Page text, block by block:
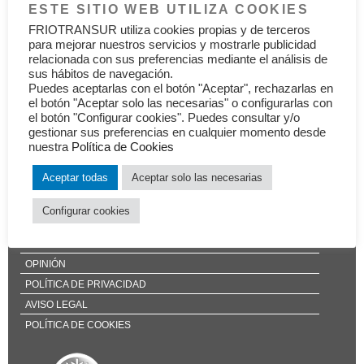
entrada
SAURA TRANS, S.L.
QUIÉNES SOMOS
QUÉ HACEMOS
DÓNDE ESTAMOS
NUESTROS CLIENTES
OPINIÓN
POLÍTICA DE PRIVACIDAD
AVISO LEGAL
POLÍTICA DE COOKIES
ESTE SITIO WEB UTILIZA COOKIES
FRIOTRANSUR utiliza cookies propias y de terceros
para mejorar nuestros servicios y mostrarle publicidad
relacionada con sus preferencias mediante el análisis de
sus hábitos de navegación.
Puedes aceptarlas con el botón "Aceptar", rechazarlas en
el botón "Aceptar solo las necesarias" o configurarlas con
el botón "Configurar cookies". Puedes consultar y/o
gestionar sus preferencias en cualquier momento desde
nuestra Política de Cookies
Aceptar todas Aceptar solo las necesarias
Configurar cookies